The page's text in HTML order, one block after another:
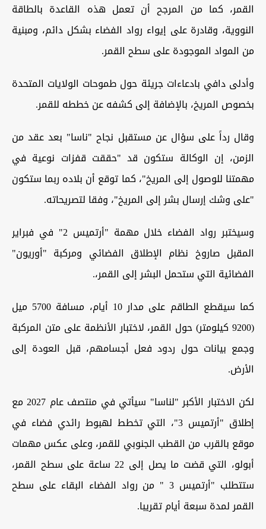
القمر، كما من المرجح أن تعمل هذه القاعدة بالطاقة
النووية، وقادرة على إيواء رواد الفضاء بشكل دائم، ومبنية
من المواد الموجودة على سطح القمر.
وأدلى دافي بادعاءات جريئة حول طموحات الولايات المتحدة
بخصوص المريخ، بالإضافة إلى كشفه عن خططه للقمر.
وقال رداً على سؤال عن مستقبل نجاح "ناسا" بعد عقد من
الزمن، إن الوكالة ستكون قد "حققت قفزات نوعية في
مهمتنا للوصول إلى المريخ"، كما توقع أن بلاده ربما ستكون
"على وشك إرسال بشر إلى المريخ"، وفقا لتصريحاته.
وسيختبر رواد الفضاء خلال مهمة "أرتميس 2" في فبراير
المقبل صاروخ نظام الإطلاق الفضائي ومركبة "أوريون"
الفضائية التي ستحمل البشر إلى القمر،.
كما سيقطع الطاقم على مدار 10 أيام، مسافة 5700 ميل
(9200 كيلومتر) حول القمر، لاختبار الأنظمة على متن المركبة
وجمع بيانات حول ردود فعل أجسامهم، قبل العودة إلى
الأرض.
لكن الاختبار الأكبر "لناسا" سيأتي في منتصف عام 2027 مع
إطلاق "أرتميس 3"، التي تخطط لهبوط رائدي فضاء في
موقع بالقرب من القطب الجنوبي للقمر، وعلى عكس مهمات
أبولو، التي قضت ما يصل إلى 22 ساعة على سطح القمر،
ستتطلب "أرتميس 3 " من رواد الفضاء البقاء على سطح
القمر لمدة سبعة أيام تقريبا.